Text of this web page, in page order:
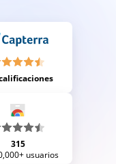
315
usuarios